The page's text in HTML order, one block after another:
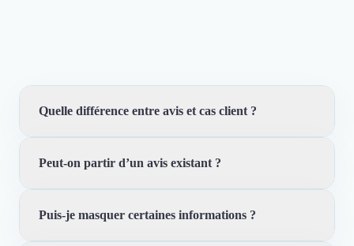
Quelle différence entre avis et cas client ?
L’avis donne une preuve courte et authentifiée. Le cas
Peut-on partir d’un avis existant ?
Oui. Trustfolio permet de transformer une preuve déjà
Puis-je masquer certaines informations ?